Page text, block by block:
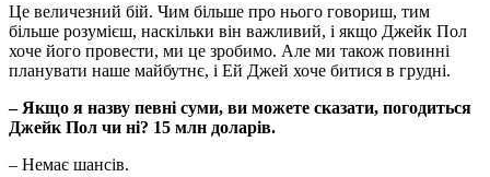
Це величезний бій. Чим більше про нього говориш, тим
більше розумієш, наскільки він важливий, і якщо Джейк Пол
хоче його провести, ми це зробимо. Але ми також повинні
планувати наше майбутнє, і Ей Джей хоче битися в грудні.
– Якщо я назву певні суми, ви можете сказати, погодиться
Джейк Пол чи ні? 15 млн доларів.
– Немає шансів.